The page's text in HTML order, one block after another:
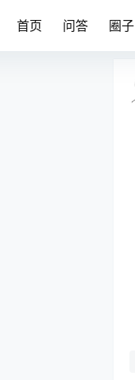
首页 问答 圈子